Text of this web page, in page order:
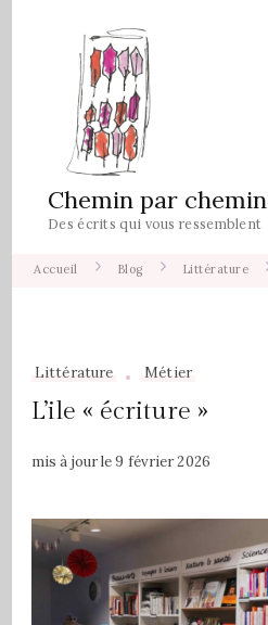
Chemin par chemin
Des écrits qui vous ressemblent
Accueil Blog Littérature
Littérature Métier
L’ile « écriture »
mis à jour le9 février 2026